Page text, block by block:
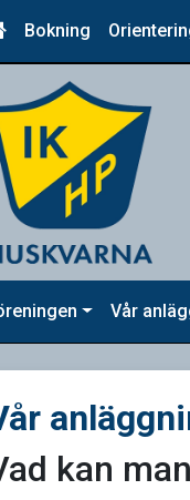
Bokning
Vår
kan